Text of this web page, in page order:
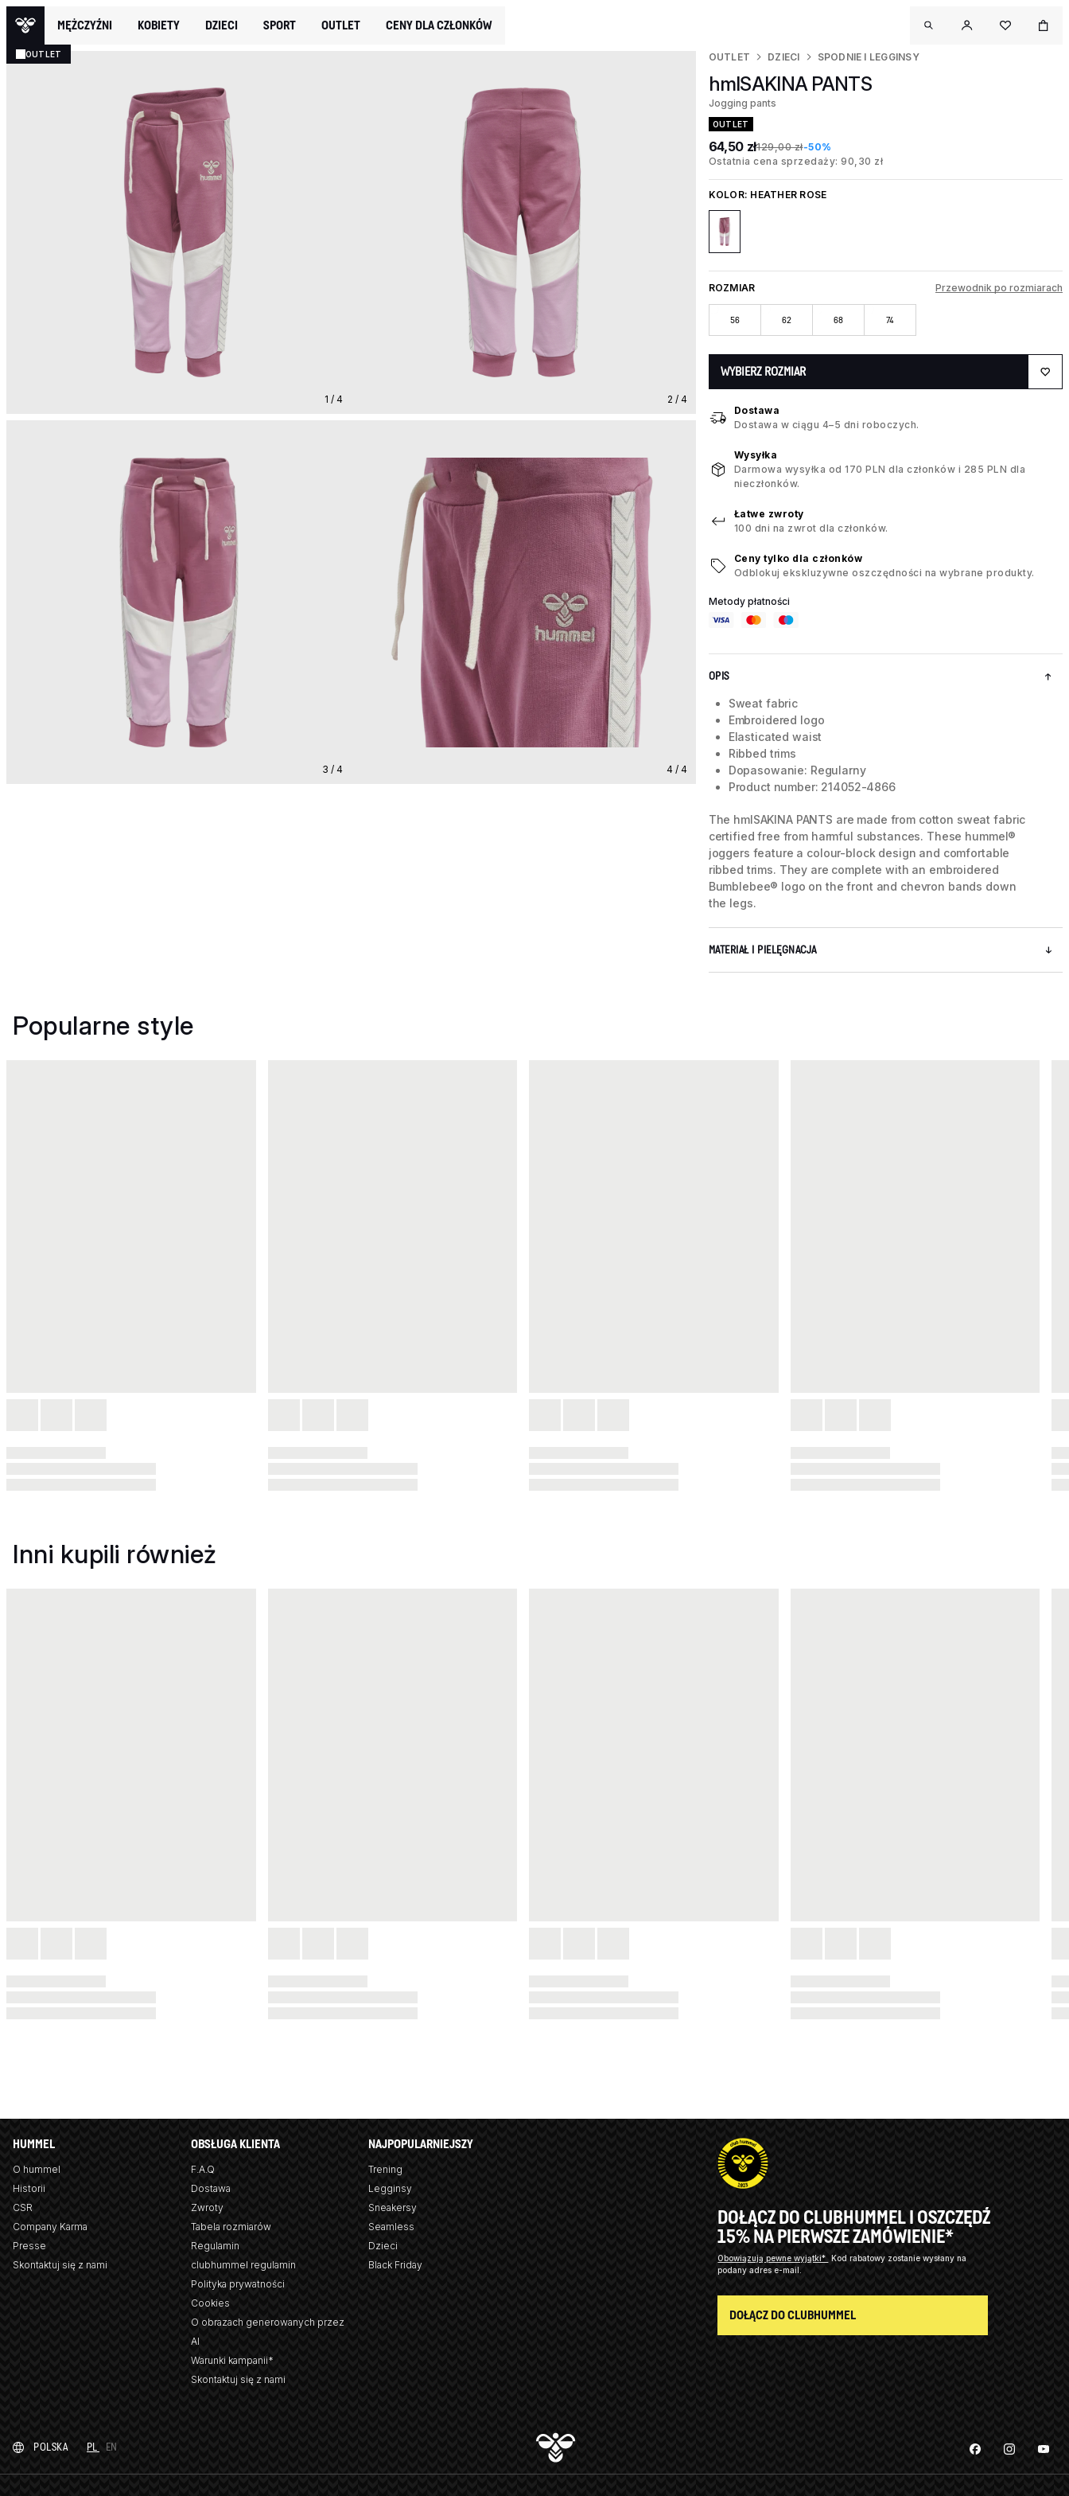
MĘŻCZYŹNI KOBIETY DZIECI SPORT OUTLET CENY DLA CZŁONKÓW
OUTLET
1 / 4 2 / 4
3 / 4 4 / 4
OUTLET DZIECI SPODNIE I LEGGINSY
hmlSAKINA PANTS
Jogging pants
OUTLET
64,50 zł129,00 zł-50%
Ostatnia cena sprzedaży: 90,30 zł
KOLOR: HEATHER ROSE
ROZMIAR Przewodnik po rozmiarach
56 62 68 74
WYBIERZ ROZMIAR
Dostawa
Dostawa w ciągu 4–5 dni roboczych.
Wysyłka
Darmowa wysyłka od 170 PLN dla członków i 285 PLN dla
nieczłonków.
Łatwe zwroty
100 dni na zwrot dla członków.
Ceny tylko dla członków
Odblokuj ekskluzywne oszczędności na wybrane produkty.
Metody płatności
OPIS
Sweat fabric
Embroidered logo
Elasticated waist
Ribbed trims
Dopasowanie: Regularny
Product number: 214052-4866
The hmlSAKINA PANTS are made from cotton sweat fabric
certified free from harmful substances. These hummel®
joggers feature a colour-block design and comfortable
ribbed trims. They are complete with an embroidered
Bumblebee® logo on the front and chevron bands down
the legs.
MATERIAŁ I PIELĘGNACJA
Popularne style
Inni kupili również
HUMMEL
O hummel
Historii
CSR
Company Karma
Presse
Skontaktuj się z nami
OBSŁUGA KLIENTA
F.A.Q
Dostawa
Zwroty
Tabela rozmiarów
Regulamin
clubhummel regulamin
Polityka prywatności
Cookies
O obrazach generowanych przez
AI
Warunki kampanii*
Skontaktuj się z nami
NAJPOPULARNIEJSZY
Trening
Legginsy
Sneakersy
Seamless
Dzieci
Black Friday
DOŁĄCZ DO CLUBHUMMEL I OSZCZĘDŹ
15% NA PIERWSZE ZAMÓWIENIE*
Obowiązują pewne wyjątki*
Kod rabatowy zostanie wysłany na
podany adres e-mail.
DOŁĄCZ DO CLUBHUMMEL
POLSKA PL EN